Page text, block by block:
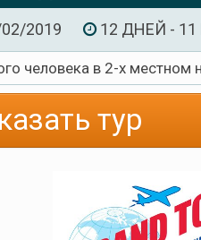
02/2019 12 ДНЕЙ -
человека в 2-х местном
тур